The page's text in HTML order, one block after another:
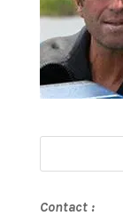
Contact :